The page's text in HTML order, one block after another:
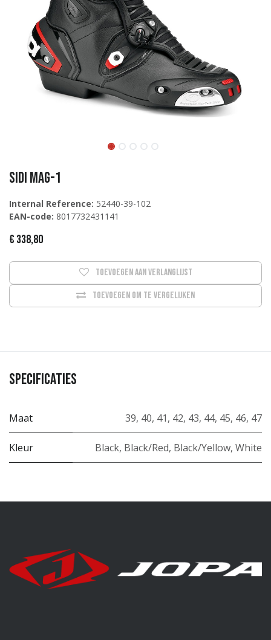
Sidi MAG-1
Internal Reference: 52440-39-102
EAN-code: 8017732431141
€ 338,80
Toevoegen om te vergelijken
Toevoegen aan verlanglijst
Specificaties
Maat 39, 40, 41, 42, 43, 44, 45, 46, 47
Kleur Black, Black/Red, Black/Yellow, White